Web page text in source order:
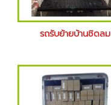
รถรับย้ายบ้านชิดลม